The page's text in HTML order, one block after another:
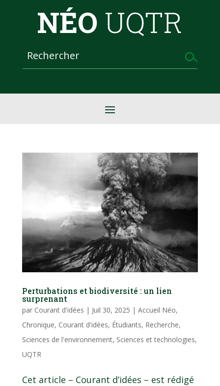
NÉO UQTR
Perturbations et biodiversité : un lien
surprenant
par Courant d'idées | Juil 30, 2025 | Accueil Néo,
Chronique, Courant d'idées, Étudiants, Recherche,
Sciences de l'environnement, Sciences et technologies,
UQTR
Cet article – Courant d’idées – est rédigé